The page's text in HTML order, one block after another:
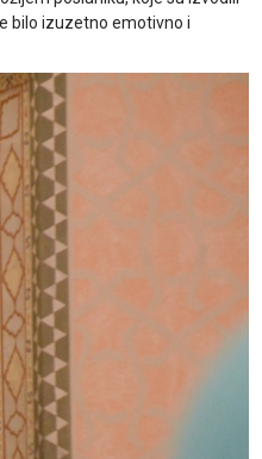
bilo izuzetno emotivno i